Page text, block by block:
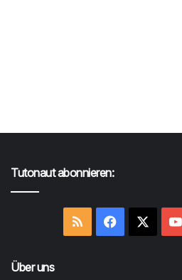
Tutonaut abonnieren:
RSS Facebook
Über uns